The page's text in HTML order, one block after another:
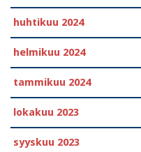
huhtikuu 2024
helmikuu 2024
tammikuu 2024
lokakuu 2023
syyskuu 2023